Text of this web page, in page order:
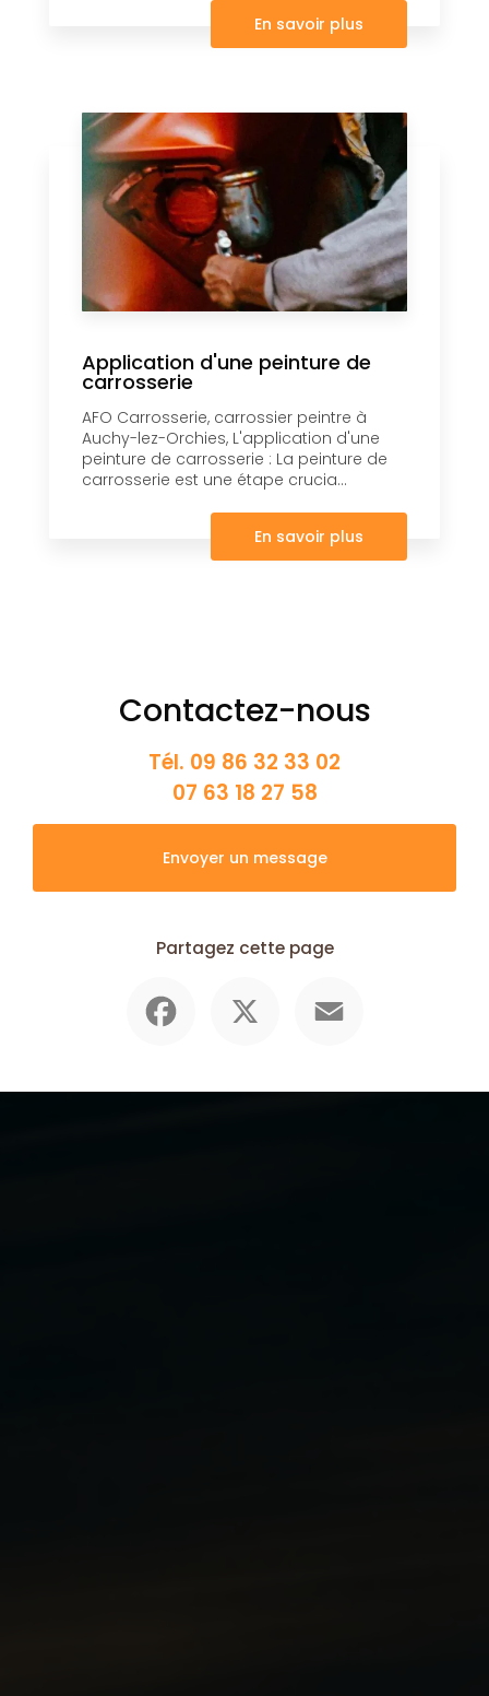
En savoir plus
Application d'une peinture de
carrosserie
AFO Carrosserie, carrossier peintre à
Auchy-lez-Orchies, L'application d'une
peinture de carrosserie : La peinture de
carrosserie est une étape crucia...
En savoir plus
Contactez-nous
Tél. 09 86 32 33 02
07 63 18 27 58
Envoyer un message
Partagez cette page